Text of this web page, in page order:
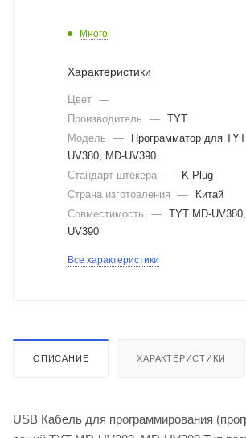
Много
Характеристики
Цвет —
Производитель
— TYT
Модель
—
Программатор для
UV380, MD-UV390
Стандарт штекера —
K-Plug
Страна изготовления
—
Китай
Совместимость
— TYT MD-
UV390
Все характеристики
ОПИСАНИЕ ХАРАКТЕРИСТИКИ
USB Кабель для программирования